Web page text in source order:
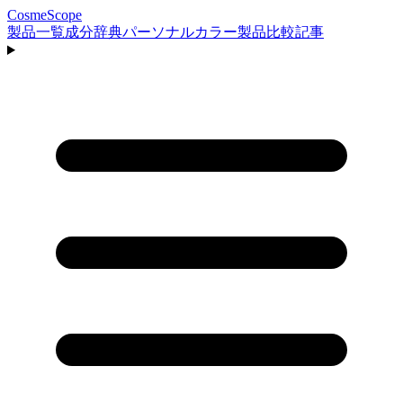
CosmeScope
製品一覧成分辞典パーソナルカラー製品比較記事